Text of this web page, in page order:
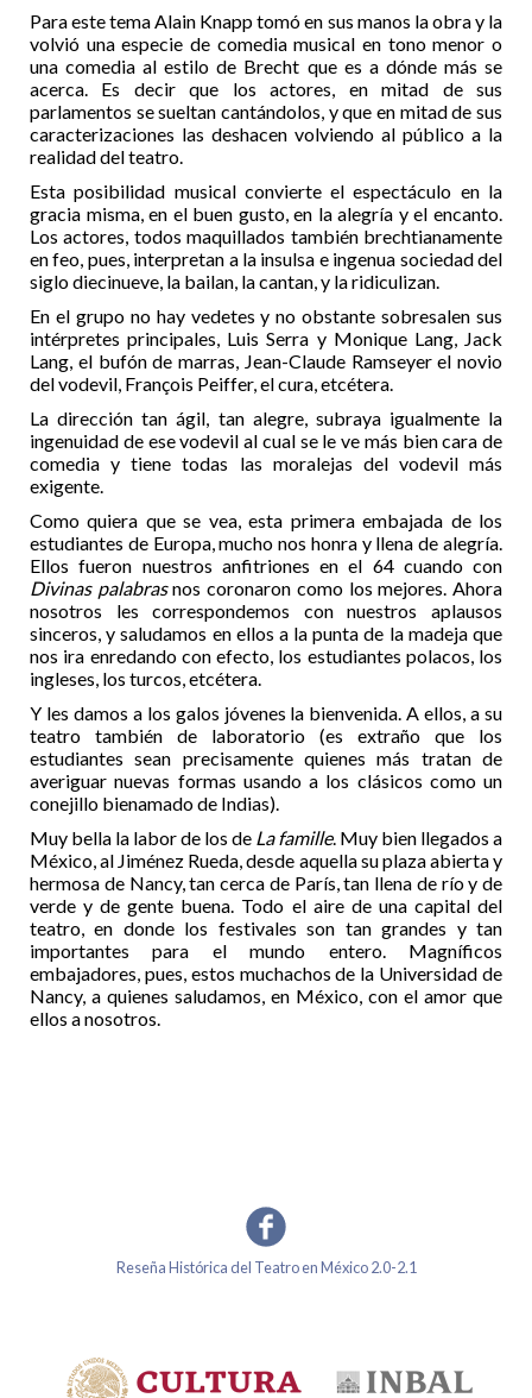
Para este tema Alain Knapp tomó en sus manos la obra y la
volvió una especie de comedia musical en tono menor o
una comedia al estilo de Brecht que es a dónde más se
acerca. Es decir que los actores, en mitad de sus
parlamentos se sueltan cantándolos, y que en mitad de sus
caracterizaciones las deshacen volviendo al público a la
realidad del teatro.
Esta posibilidad musical convierte el espectáculo en la
gracia misma, en el buen gusto, en la alegría y el encanto.
Los actores, todos maquillados también brechtianamente
en feo, pues, interpretan a la insulsa e ingenua sociedad del
siglo diecinueve, la bailan, la cantan, y la ridiculizan.
En el grupo no hay vedetes y no obstante sobresalen sus
intérpretes principales, Luis Serra y Monique Lang, Jack
Lang, el bufón de marras, Jean-Claude Ramseyer el novio
del vodevil, François Peiffer, el cura, etcétera.
La dirección tan ágil, tan alegre, subraya igualmente la
ingenuidad de ese vodevil al cual se le ve más bien cara de
comedia y tiene todas las moralejas del vodevil más
exigente.
Como quiera que se vea, esta primera embajada de los
estudiantes de Europa, mucho nos honra y llena de alegría.
Ellos fueron nuestros anfitriones en el 64 cuando con
Divinas palabrasnos coronaron como los mejores. Ahora
nosotros les correspondemos con nuestros aplausos
sinceros, y saludamos en ellos a la punta de la madeja que
nos ira enredando con efecto, los estudiantes polacos, los
ingleses, los turcos, etcétera.
Y les damos a los galos jóvenes la bienvenida. A ellos, a su
teatro también de laboratorio (es extraño que los
estudiantes sean precisamente quienes más tratan de
averiguar nuevas formas usando a los clásicos como un
conejillo bienamado de Indias).
Muy bella la labor de los de La famille. Muy bien llegados a
México, al Jiménez Rueda, desde aquella su plaza abierta y
hermosa de Nancy, tan cerca de París, tan llena de río y de
verde y de gente buena. Todo el aire de una capital del
teatro, en donde los festivales son tan grandes y tan
importantes para el mundo entero. Magníficos
embajadores, pues, estos muchachos de la Universidad de
Nancy, a quienes saludamos, en México, con el amor que
ellos a nosotros.
Reseña Histórica del Teatro en México 2.0-2.1